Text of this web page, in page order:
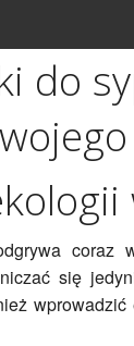
do
się